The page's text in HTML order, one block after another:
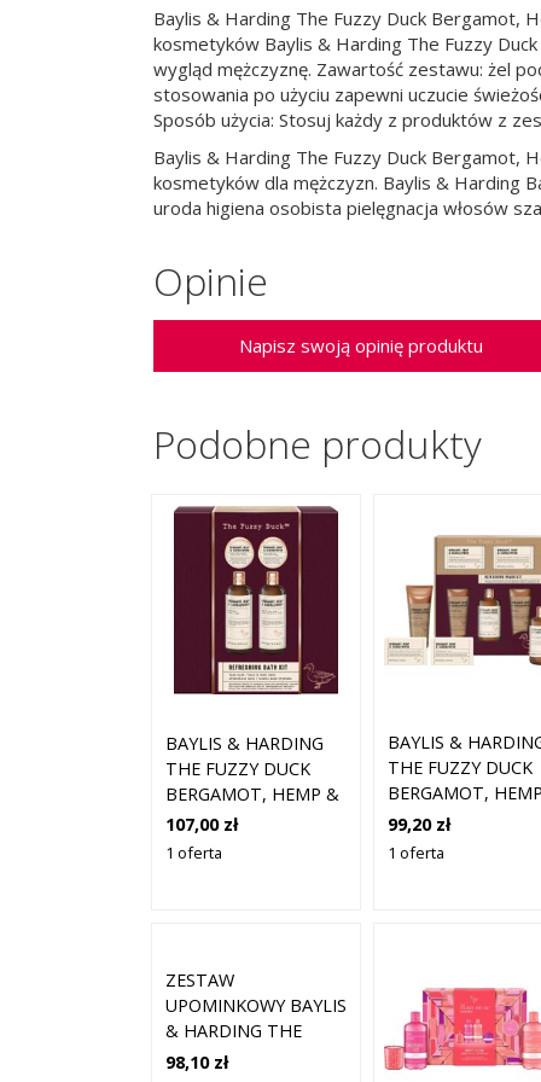
Baylis & Harding The Fuzzy Duck Bergamot,
kosmetyków Baylis & Harding The Fuzzy
wygląd mężczyznę. Zawartość zestawu: żel
stosowania po użyciu zapewni uczucie
Sposób użycia: Stosuj każdy z produktów z
Baylis & Harding The Fuzzy Duck Bergamot,
kosmetyków dla mężczyzn. Baylis & Harding
uroda higiena osobista pielęgnacja włosów
Opinie
Napisz swoją opinię produktu
Podobne produkty
BAYLIS & HARDING
THE FUZZY DUCK
BERGAMOT, HEMP &
SANDALWOOD
ZESTAW
107,00 zł
1 oferta
BAYLIS &
THE FUZZY DUCK
BERGAMOT,
SANDALWOOD
ZESTAW
99,20 zł
1 oferta
ZESTAW
UPOMINKOWY BAYLIS
& HARDING THE
FUZZY DUCK WINTER
98,10 zł